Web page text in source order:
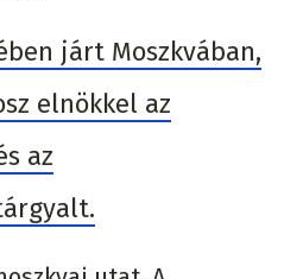
járt Moszkvában,
elnökkel az
az